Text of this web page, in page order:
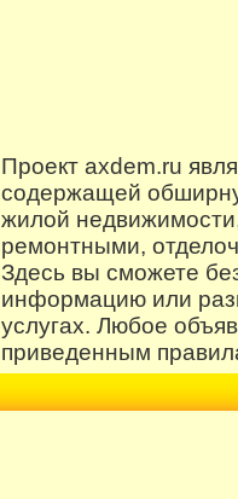
Проект axdem.ru
содержащей
жилой
ремонтными,
Здесь вы сможете
информацию или
услугах. Любое
приведенным